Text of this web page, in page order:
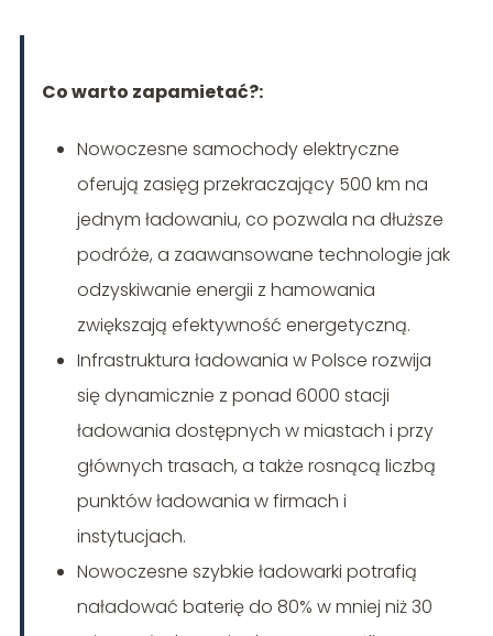
Co warto zapamietać?:
Nowoczesne samochody elektryczne
oferują zasięg przekraczający 500 km na
jednym ładowaniu, co pozwala na dłuższe
podróże, a zaawansowane technologie jak
odzyskiwanie energii z hamowania
zwiększają efektywność energetyczną.
Infrastruktura ładowania w Polsce rozwija
się dynamicznie z ponad 6000 stacji
ładowania dostępnych w miastach i przy
głównych trasach, a także rosnącą liczbą
punktów ładowania w firmach i
instytucjach.
Nowoczesne szybkie ładowarki potrafią
naładować baterię do 80% w mniej niż 30